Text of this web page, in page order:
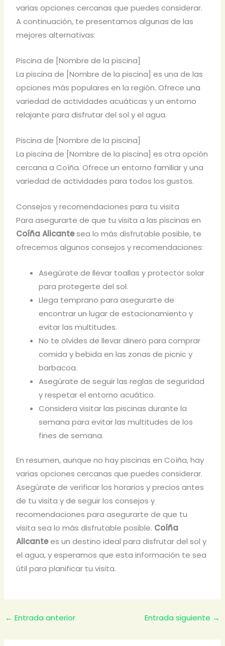
varias opciones cercanas que puedes considerar.
A continuación, te presentamos algunas de las
mejores alternativas:
Piscina de [Nombre de la piscina]
La piscina de [Nombre de la piscina] es una de las
opciones más populares en la región. Ofrece una
variedad de actividades acuáticas y un entorno
relajante para disfrutar del sol y el agua.
Piscina de [Nombre de la piscina]
La piscina de [Nombre de la piscina] es otra opción
cercana a Coíña. Ofrece un entorno familiar y una
variedad de actividades para todos los gustos.
Consejos y recomendaciones para tu visita
Para asegurarte de que tu visita a las piscinas en
Coíña Alicantesea lo más disfrutable posible, te
ofrecemos algunos consejos y recomendaciones:
Asegúrate de llevar toallas y protector solar
para protegerte del sol.
Llega temprano para asegurarte de
encontrar un lugar de estacionamiento y
evitar las multitudes.
No te olvides de llevar dinero para comprar
comida y bebida en las zonas de picnic y
barbacoa.
Asegúrate de seguir las reglas de seguridad
y respetar el entorno acuático.
Considera visitar las piscinas durante la
semana para evitar las multitudes de los
fines de semana.
En resumen, aunque no hay piscinas en Coíña, hay
varias opciones cercanas que puedes considerar.
Asegúrate de verificar los horarios y precios antes
de tu visita y de seguir los consejos y
recomendaciones para asegurarte de que tu
visita sea lo más disfrutable posible. Coíña
Alicantees un destino ideal para disfrutar del sol y
el agua, y esperamos que esta información te sea
útil para planificar tu visita.
← Entrada anterior Entrada siguiente →